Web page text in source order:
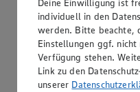
Geschlossen ·
Öffnungszeiten
Beratung &
Beratung &
individuell in den
werden. Bitte beachte,
Einstellungen ggf.
Verfügung stehen.
Link zu den
unserer